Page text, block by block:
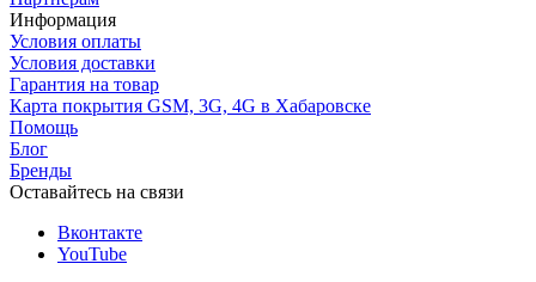
Информация
Условия оплаты
Условия доставки
Гарантия на товар
Карта покрытия GSM, 3G, 4G в Хабаровске
Помощь
Блог
Бренды
Оставайтесь на связи
Вконтакте
YouTube